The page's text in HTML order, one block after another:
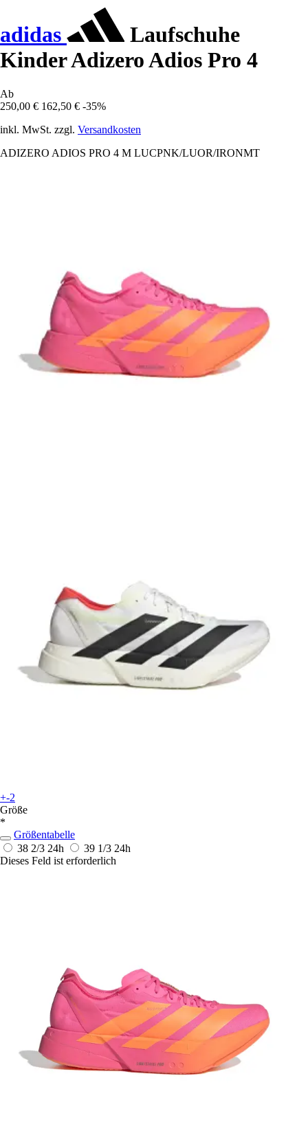
adidas
Laufschuhe
Kinder Adizero Adios Pro 4
Ab
250,00 € 162,50 € -35%
inkl. MwSt. zzgl. Versandkosten
ADIZERO ADIOS PRO 4 M LUCPNK/LUOR/IRONMT
+-2
Größe
*
Größentabelle
38 2/3 24h 39 1/3 24h
Dieses Feld ist erforderlich